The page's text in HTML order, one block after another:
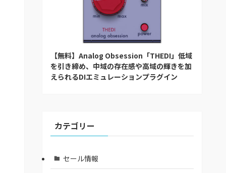
【無料】Analog Obsession「THEDI」低域
を引き締め、中域の存在感や高域の輝きを加
えられるDIエミュレーションプラグイン
カテゴリー
セール情報